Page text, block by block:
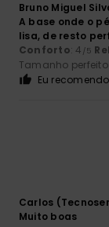
Bruno Miguel
A base onde o
lisa, de resto
Conforto: 4 /5
Tamanho perfeito
Eu
Carlos
Muito boas